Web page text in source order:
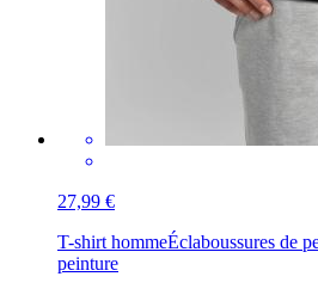
27,99 €
T-shirt hommeÉclaboussures de
peinture